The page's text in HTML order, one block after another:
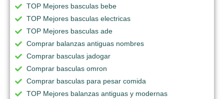
TOP Mejores basculas bebe
TOP Mejores basculas electricas
TOP Mejores basculas ade
Comprar balanzas antiguas nombres
Comprar basculas jadogar
Comprar basculas omron
Comprar basculas para pesar comida
TOP Mejores balanzas antiguas y modernas